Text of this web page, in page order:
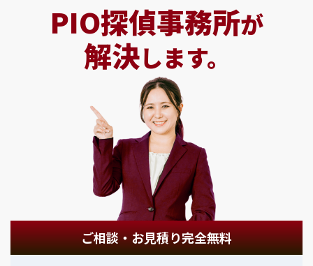
PIO探偵事務所が
解決します。
ご相談・お見積り完全無料